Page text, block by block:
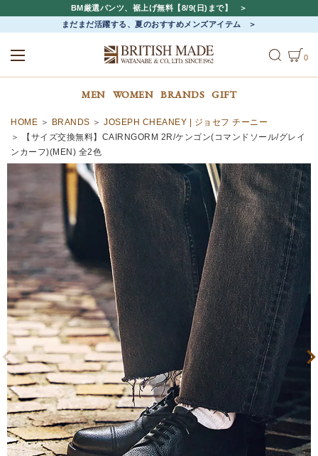
BM厳選パンツ、裾上げ無料【8/9(日)まで】
まだまだ活躍する、夏のおすすめメンズアイテム
0
MEN WOMEN BRANDS GIFT
HOME BRANDS
JOSEPH CHEANEY | ジョセフ チーニー
【サイズ交換無料】CAIRNGORM 2R/ケンゴン(コマンドソール/グレイ
ンカーフ)(MEN) 全2色